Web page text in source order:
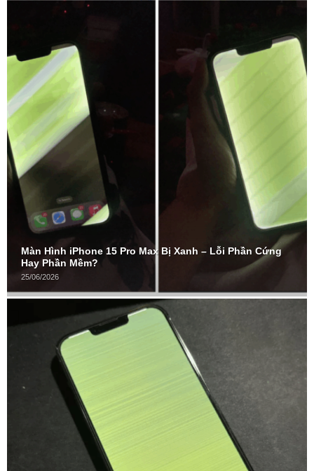
Màn Hình iPhone 15 Pro Max Bị Xanh – Lỗi Phần Cứng
Hay Phần Mềm?
25/06/2026